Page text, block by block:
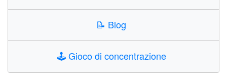
📝 Blog
🕹️Gioco di concentrazione